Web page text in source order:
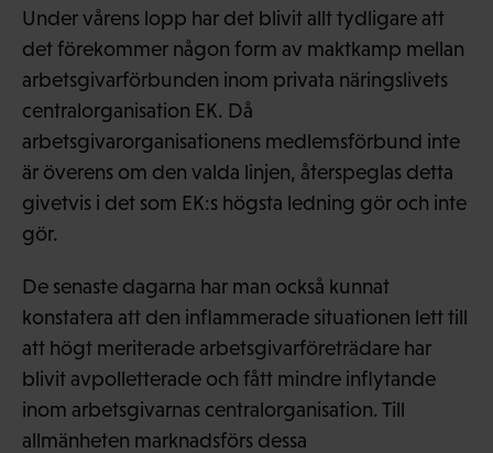
Under vårens lopp har det blivit allt tydligare att
det förekommer någon form av maktkamp mellan
arbetsgivarförbunden inom privata näringslivets
centralorganisation EK. Då
arbetsgivarorganisationens medlemsförbund inte
är överens om den valda linjen, återspeglas detta
givetvis i det som EK:s högsta ledning gör och inte
gör.
De senaste dagarna har man också kunnat
konstatera att den inflammerade situationen lett till
att högt meriterade arbetsgivarföreträdare har
blivit avpolletterade och fått mindre inflytande
inom arbetsgivarnas centralorganisation. Till
allmänheten marknadsförs dessa